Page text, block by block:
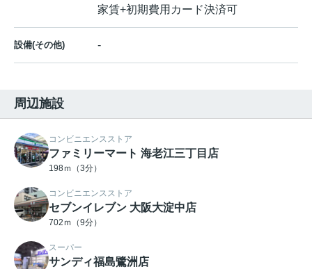
家賃+初期費用カード決済可
設備(その他) -
周辺施設
コンビニエンスストア
ファミリーマート 海老江三丁目店
198ｍ（3分）
コンビニエンスストア
セブンイレブン 大阪大淀中店
702ｍ（9分）
スーパー
サンディ福島鷺洲店